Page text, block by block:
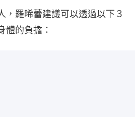
，羅晞蕾建議可以透過以下３
體的負擔：